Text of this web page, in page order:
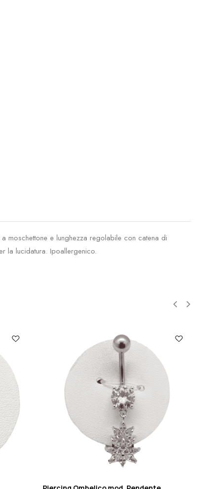
moschettone e lunghezza regolabile con catena di
la lucidatura. Ipoallergenico.